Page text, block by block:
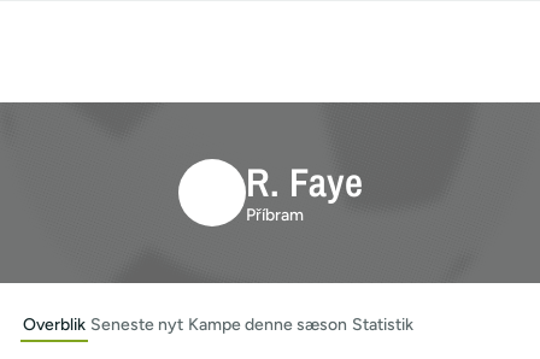
R. Faye
Příbram
Overblik Seneste nyt Kampe denne sæson Statistik